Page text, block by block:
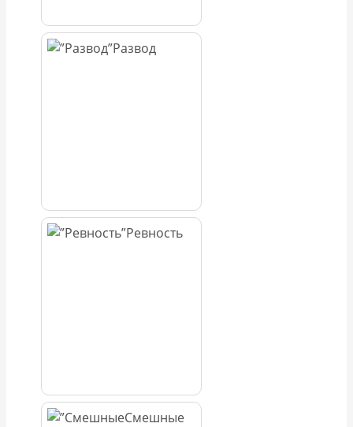
Развод
Ревность
Смешные